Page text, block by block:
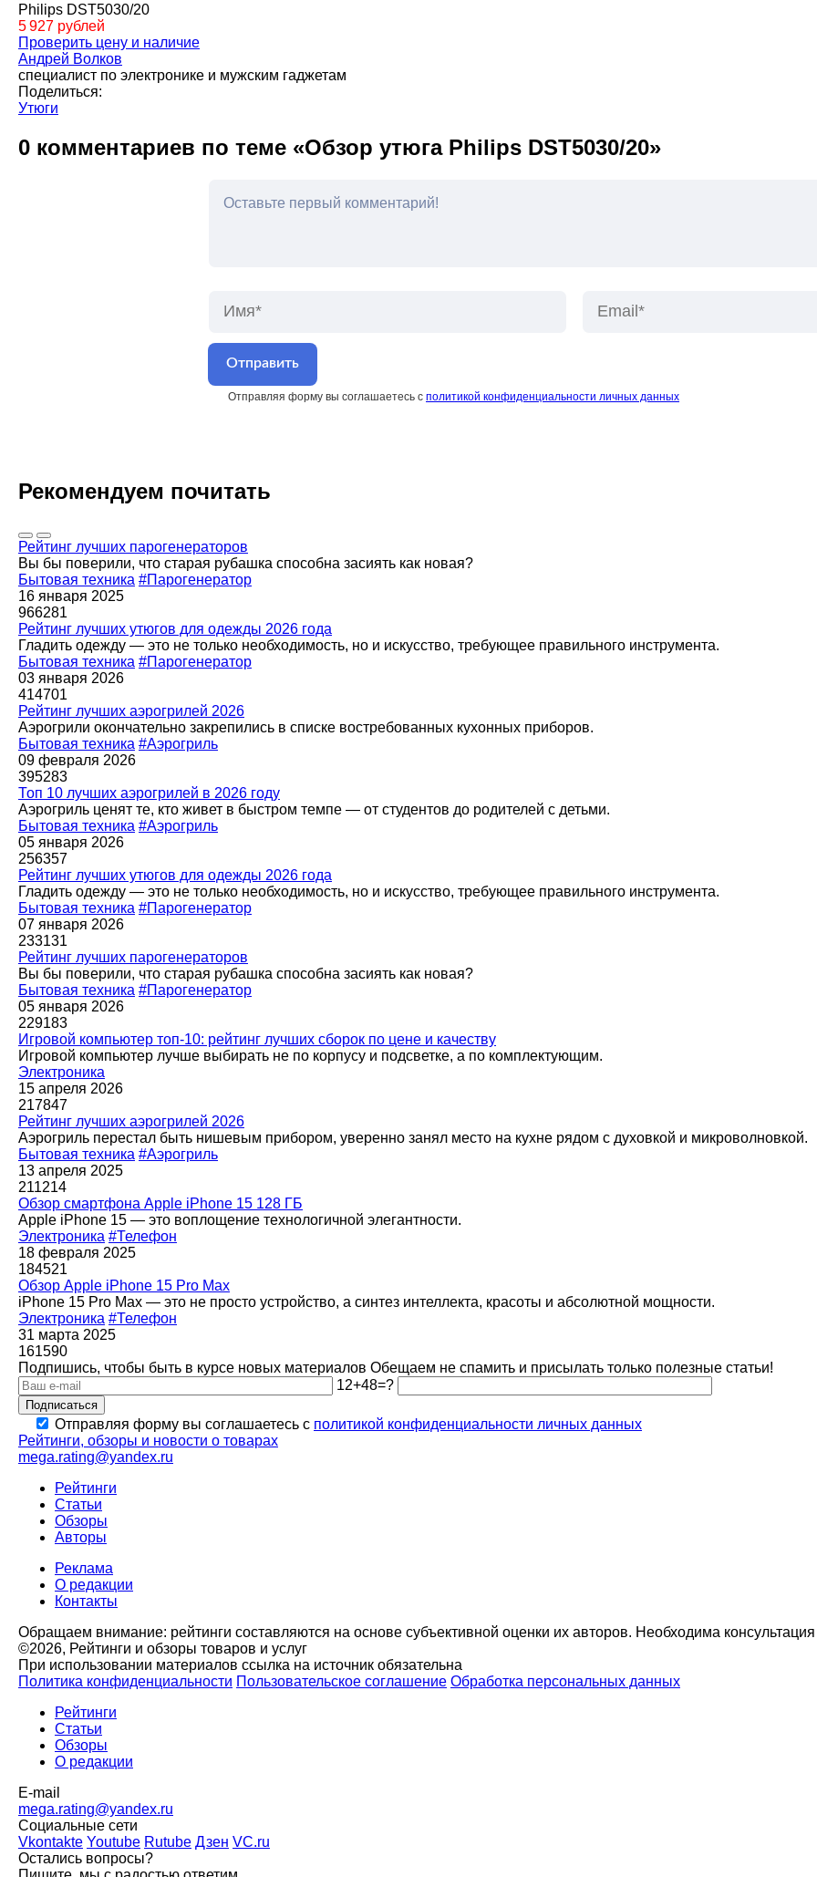
Philips DST5030/20
5 927 рублей
Проверить цену и наличие
Андрей Волков
специалист по электронике и мужским гаджетам
Поделиться:
Утюги
0 комментариев по теме «Обзор утюга Philips DST5030/20»
Отправляя форму вы соглашаетесь с политикой конфиденциальности личных данных
Рекомендуем почитать
Рейтинг лучших парогенераторов
Вы бы поверили, что старая рубашка способна засиять как новая?
Бытовая техника #Парогенератор
16 января 2025
966281
Рейтинг лучших утюгов для одежды 2026 года
Гладить одежду — это не только необходимость, но и искусство, требующее правильного инструмента.
Бытовая техника #Парогенератор
03 января 2026
414701
Рейтинг лучших аэрогрилей 2026
Аэрогрили окончательно закрепились в списке востребованных кухонных приборов.
Бытовая техника #Аэрогриль
09 февраля 2026
395283
Топ 10 лучших аэрогрилей в 2026 году
Аэрогриль ценят те, кто живет в быстром темпе — от студентов до родителей с детьми.
Бытовая техника #Аэрогриль
05 января 2026
256357
Рейтинг лучших утюгов для одежды 2026 года
Гладить одежду — это не только необходимость, но и искусство, требующее правильного инструмента.
Бытовая техника #Парогенератор
07 января 2026
233131
Рейтинг лучших парогенераторов
Вы бы поверили, что старая рубашка способна засиять как новая?
Бытовая техника #Парогенератор
05 января 2026
229183
Игровой компьютер топ-10: рейтинг лучших сборок по цене и качеству
Игровой компьютер лучше выбирать не по корпусу и подсветке, а по комплектующим.
Электроника
15 апреля 2026
217847
Рейтинг лучших аэрогрилей 2026
Аэрогриль перестал быть нишевым прибором, уверенно занял место на кухне рядом с духовкой и микроволновкой.
Бытовая техника #Аэрогриль
13 апреля 2025
211214
Обзор смартфона Apple iPhone 15 128 ГБ
Apple iPhone 15 — это воплощение технологичной элегантности.
Электроника #Телефон
18 февраля 2025
184521
Обзор Apple iPhone 15 Pro Max
iPhone 15 Pro Max — это не просто устройство, а синтез интеллекта, красоты и абсолютной мощности.
Электроника #Телефон
31 марта 2025
161590
Подпишись, чтобы быть в курсе новых материалов Обещаем не спамить и присылать только полезные статьи!
12+48=?
Подписаться
Отправляя форму вы соглашаетесь с политикой конфиденциальности личных данных
Рейтинги, обзоры и новости о товарах
mega.rating@yandex.ru
Рейтинги
Статьи
Обзоры
Авторы
Реклама
О редакции
Контакты
Обращаем внимание: рейтинги составляются на основе субъективной оценки их авторов. Необходима
©2026, Рейтинги и обзоры товаров и услуг
При использовании материалов ссылка на источник обязательна
Политика конфиденциальности Пользовательское соглашение Обработка персональных данных
Рейтинги
Статьи
Обзоры
О редакции
E-mail
mega.rating@yandex.ru
Социальные сети
Vkontakte Youtube Rutube Дзен VC.ru
Остались вопросы?